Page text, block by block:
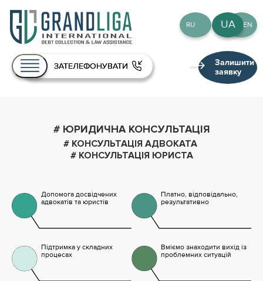
Послуги
Команда
Контакти
UA
UA
RU EN
ЗАТЕЛЕФОНУВАТИ
Залишити
заявку
# ЮРИДИЧНА КОНСУЛЬТАЦІЯ
# КОНСУЛЬТАЦІЯ АДВОКАТА
# КОНСУЛЬТАЦІЯ ЮРИСТА
Допомога досвідчених
адвокатів та юристів
Платно, відповідально,
результативно
Підтримка у складних
процесах
Вміємо знаходити вихід із
проблемних ситуацій